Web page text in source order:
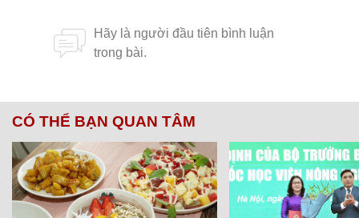
CÓ THỂ BẠN QUAN TÂM